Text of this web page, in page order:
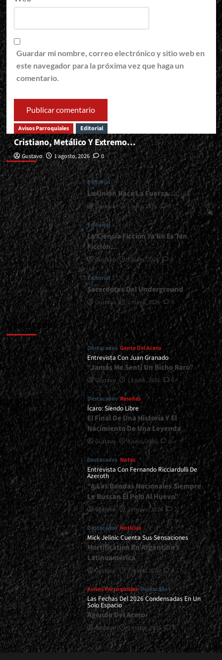
Guardar mi nombre, correo electrónico y sitio web en
este navegador para la próxima vez que haga un
comentario.
Editorial
Avisos Parroquiales Editorial
Cristiano, Metálico Y Extremo…
Gustavo 1 agosto, 2026 0
Editorial
La Unión Hace La Fuerza….
Gustavo 1 julio, 2026 0
Editorial
La Ciencia Ficción Ya No Es Tan
Ficción…
Gustavo 1 junio, 2026 0
Editorial
Sacerdotes Del Underground
Gustavo 1 mayo, 2026 0
Destacados
Destacados Gente Del Acero
Entrevista Con Juan Granado
“Jamás Me Sentí Un Bicho Raro”
Gustavo 13 julio, 2026 0
Destacados Reseñas
Ícaro: Siendo Libre
El Final De Una Historia Y El
Nacimiento De Una Leyenda
Gustavo 8 julio, 2026 0
Destacados Notas
Entrevista Con Fernando Ricciardulli De
Azeroth
“A Las Bandas Nacionales Siempre
Le Buscan El Pelo Al Huevo”
Gustavo 21 mayo, 2026 2
Destacados Noticias
Mick Jelinic Cuenta Sus Sensaciones
Mortification En Argentina Y
Latinoamérica
Gustavo 7 mayo, 2026 0
Avisos Parroquiales Destacados
Las Fechas Del 2026 Condensadas En Un
Solo Espacio
Agenda Del Acero
Gustavo 2 marzo, 2026 0